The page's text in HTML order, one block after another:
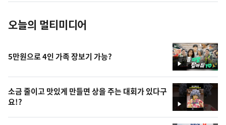
오늘의 멀티미디어
영
상
5만원으로 4인 가족 장보기 가능?
영
상
소금 줄이고 맛있게 만들면 상을 주는 대회가 있다구
요!?